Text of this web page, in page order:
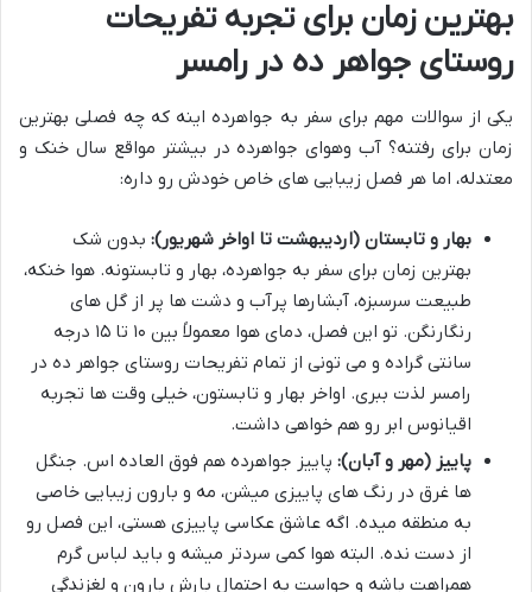
بهترین زمان برای تجربه تفریحات
روستای جواهر ده در رامسر
یکی از سوالات مهم برای سفر به جواهرده اینه که چه فصلی بهترین
زمان برای رفتنه؟ آب وهوای جواهرده در بیشتر مواقع سال خنک و
معتدله، اما هر فصل زیبایی های خاص خودش رو داره:
بهار و تابستان (اردیبهشت تا اواخر شهریور): بدون شک
بهترین زمان برای سفر به جواهرده، بهار و تابستونه. هوا خنکه،
طبیعت سرسبزه، آبشارها پرآب و دشت ها پر از گل های
رنگارنگن. تو این فصل، دمای هوا معمولاً بین ۱۰ تا ۱۵ درجه
سانتی گراده و می تونی از تمام تفریحات روستای جواهر ده در
رامسر لذت ببری. اواخر بهار و تابستون، خیلی وقت ها تجربه
اقیانوس ابر رو هم خواهی داشت.
پاییز (مهر و آبان): پاییز جواهرده هم فوق العاده اس. جنگل
ها غرق در رنگ های پاییزی میشن، مه و بارون زیبایی خاصی
به منطقه میده. اگه عاشق عکاسی پاییزی هستی، این فصل رو
از دست نده. البته هوا کمی سردتر میشه و باید لباس گرم
همراهت باشه و حواست به احتمال بارش بارون و لغزندگی